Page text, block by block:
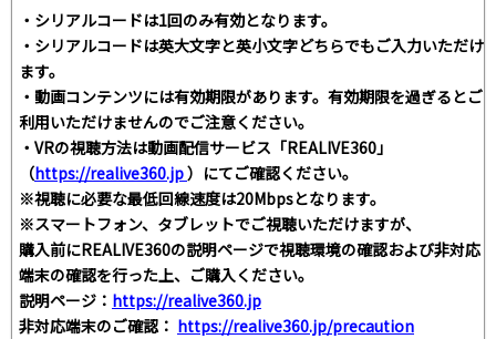
・シリアルコードは1回のみ有効となります。
・シリアルコードは英大文字と英小文字どちらでもご入力いただけ
ます。
・動画コンテンツには有効期限があります。有効期限を過ぎるとご
利用いただけませんのでご注意ください。
・VRの視聴方法は動画配信サービス「REALIVE360」
（https://realive360.jp）にてご確認ください。
※視聴に必要な最低回線速度は20Mbpsとなります。
※スマートフォン、タブレットでご視聴いただけますが、
購入前にREALIVE360の説明ページで視聴環境の確認および非対応
端末の確認を行った上、ご購入ください。
説明ページ： https://realive360.jp
非対応端末のご確認： https://realive360.jp/precaution